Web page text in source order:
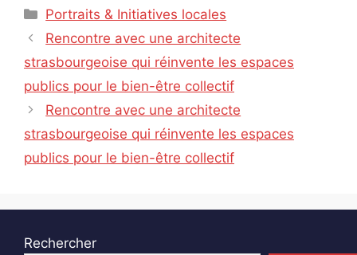
Catégories
Portraits & Initiatives locales
Rencontre avec une architecte
strasbourgeoise qui réinvente les espaces
publics pour le bien-être collectif
Rencontre avec une architecte
strasbourgeoise qui réinvente les espaces
publics pour le bien-être collectif
Rechercher